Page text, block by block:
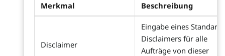
Merkmal Beschreibung
Disclaimer
Eingabe eines Standard-
Disclaimers für alle
Aufträge von dieser